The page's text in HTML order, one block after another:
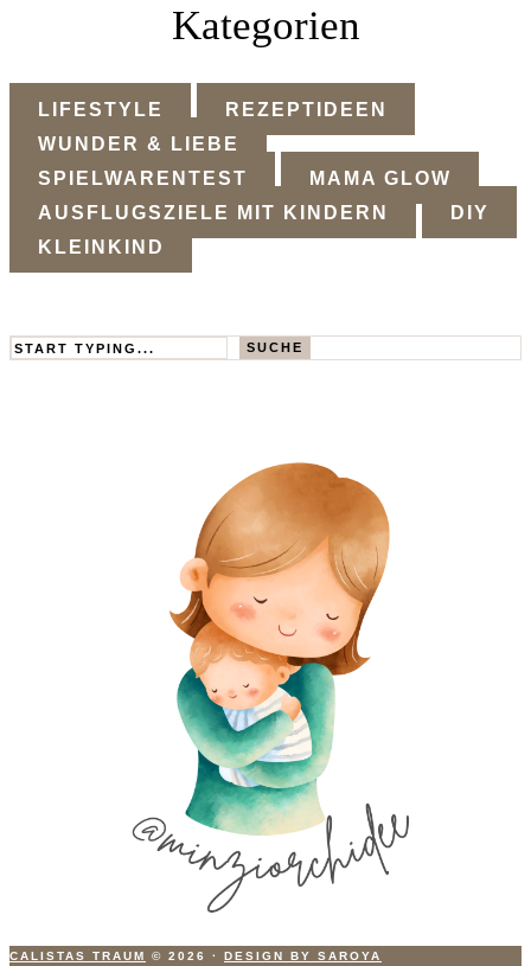
Kategorien
LIFESTYLE
REZEPTIDEEN
WUNDER & LIEBE
SPIELWARENTEST
MAMA GLOW
AUSFLUGSZIELE MIT KINDERN
DIY
KLEINKIND
Search SUCHE
CALISTAS TRAUM © 2026 · DESIGN BY SAROYA